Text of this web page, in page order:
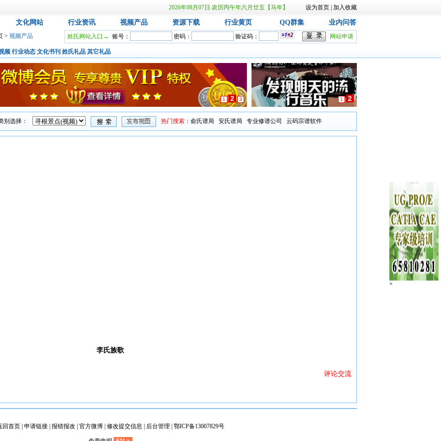
2026年08月07日 农历丙午年六月廿五【马年】 设为首页 加入收藏
文化网站 行业资讯 视频产品 资源下载 行业黄页 QQ群集 业内问答
> 视频产品 姓氏网站入口→ 账号： 密码： 验证码： 网站申请
频 行业动态 文化书刊 姓氏礼品 其它礼品
1 2 3 1 2
×
别选择： 热门搜索： 俞氏谱局 安氏谱局 专业修谱公司 云码宗谱软件
李氏族歌
评论交流
回首页| 申请链接| 报错报改 官方微博| 修改提交信息 后台管理 鄂ICP备13007829号